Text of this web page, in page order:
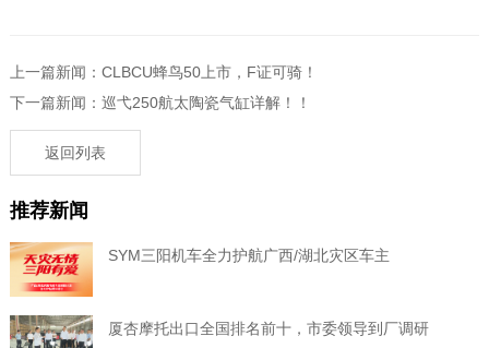
上一篇新闻：CLBCU蜂鸟50上市，F证可骑！
下一篇新闻：巡弋250航太陶瓷气缸详解！！
返回列表
推荐新闻
SYM三阳机车全力护航广西/湖北灾区车主
厦杏摩托出口全国排名前十，市委领导到厂调研